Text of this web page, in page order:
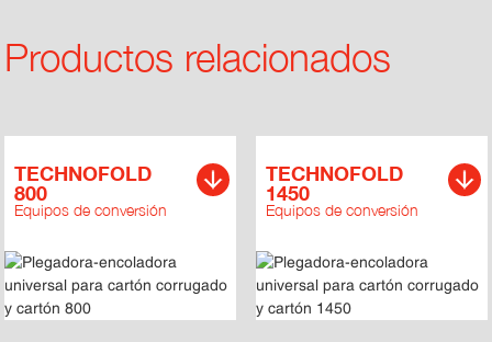
Productos relacionados
TECHNOFOLD
800
Equipos de conversión
TECHNOFOLD
1450
Equipos de conversión